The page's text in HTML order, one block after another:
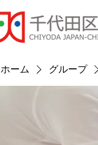
ホーム グループ